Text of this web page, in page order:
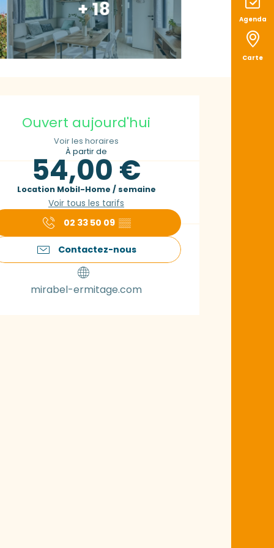
Agenda
Carte
+ 18
et
Ouvert aujourd'hui
Voir les horaires
À partir de
54,00 €
Location Mobil-Home / semaine
Voir tous les tarifs
02 33 50 09 ▒▒
Contactez-nous
mirabel-ermitage.com